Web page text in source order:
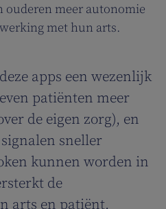
ouderen meer autonomie
met hun arts.
apps een wezenlijk
patiënten meer
de eigen zorg), en
sneller
kunnen worden in
de
arts en patiënt.